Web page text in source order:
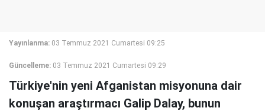
Yayınlanma: 03 Temmuz 2021 Cumartesi 09:25
Güncelleme: 03 Temmuz 2021 Cumartesi 09:29
Türkiye'nin yeni Afganistan misyonuna dair
konuşan araştırmacı Galip Dalay, bunun